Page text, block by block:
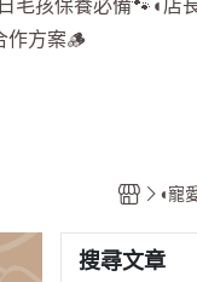
毛孩保養必備🐾 ◖店
作方案🪵
◖寵
搜尋文章